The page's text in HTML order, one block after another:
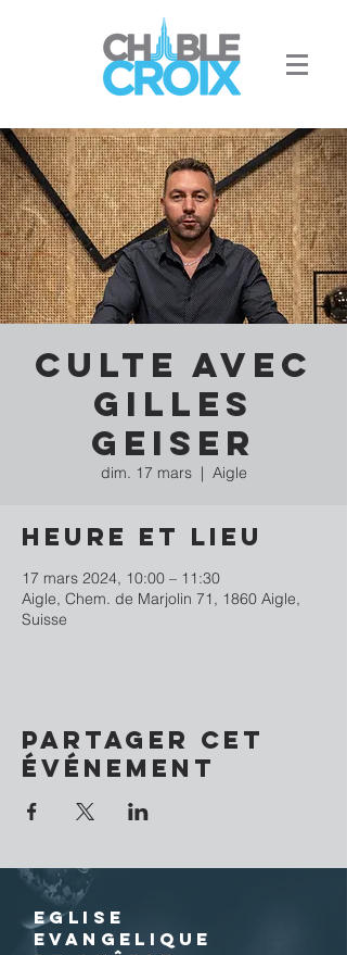
Culte avec
Gilles
Geiser
dim. 17 mars
  |
Aigle
Heure et lieu
17 mars 2024, 10:00 – 11:30
Aigle, Chem. de Marjolin 71, 1860 Aigle,
Suisse
Partager cet
événement
EGLISE
EVANGELIQUE